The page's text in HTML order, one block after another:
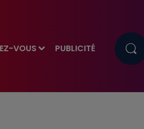
VOUS PUBLICITÉ